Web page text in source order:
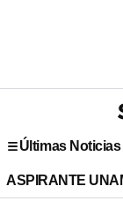
Últimas Noticias
ASPIRANTE